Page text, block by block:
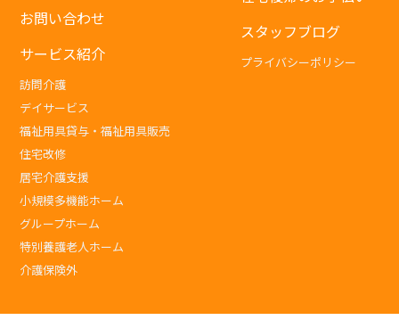
お問い合わせ
サービス紹介
訪問介護
デイサービス
福祉用具貸与・福祉用具販売
住宅改修
居宅介護支援
小規模多機能ホーム
グループホーム
特別養護老人ホーム
介護保険外
スタッフブログ
プライバシーポリシー